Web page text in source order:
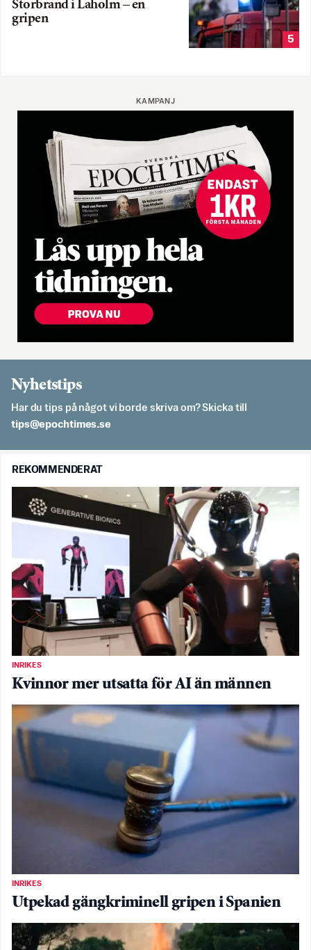
Storbrand i Laholm – en
gripen
5
KAMPANJ
Nyhetstips
Har du tips på något vi borde skriva om? Skicka till
es.semithcope@spit
REKOMMENDERAT
INRIKES
Kvinnor mer utsatta för AI än männen
INRIKES
Utpekad gängkriminell gripen i Spanien